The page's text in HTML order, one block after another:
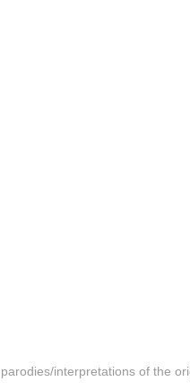
interpretations of the